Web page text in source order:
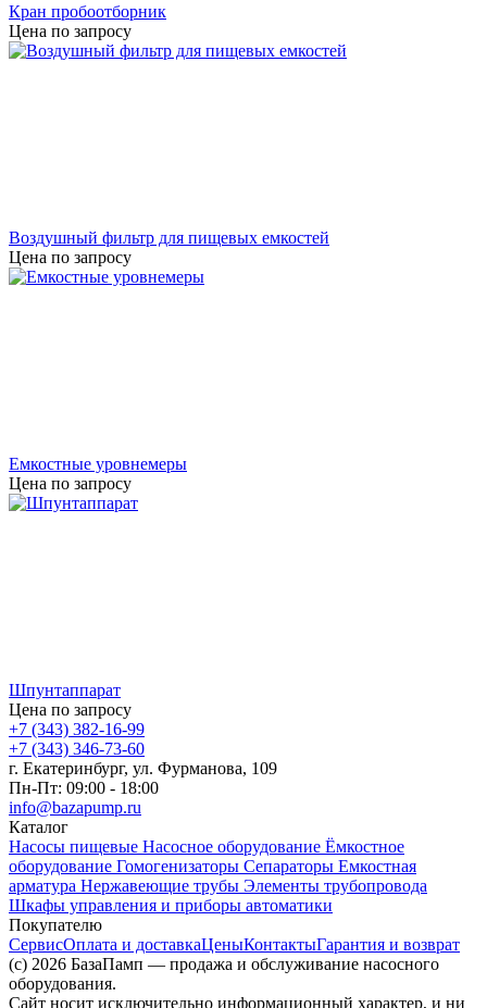
Кран пробоотборник
Цена по запросу
Воздушный фильтр для пищевых емкостей
Цена по запросу
Емкостные уровнемеры
Цена по запросу
Шпунтаппарат
Цена по запросу
+7 (343) 382-16-99
+7 (343) 346-73-‬60
г. Екатеринбург, ул. Фурманова, 109
Пн-Пт: 09:00 - 18:00
info@bazapump.ru
Каталог
Насосы пищевые Насосное оборудование Ёмкостное
оборудование Гомогенизаторы Сепараторы Емкостная
арматура Нержавеющие трубы Элементы трубопровода
Шкафы управления и приборы автоматики
Покупателю
СервисОплата и доставкаЦеныКонтактыГарантия и возврат
(c) 2026 БазаПамп — продажа и обслуживание насосного
оборудования.
Сайт носит исключительно информационный характер, и ни